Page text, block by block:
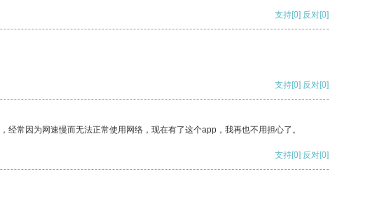
支持[0] 反对[0]
支持[0] 反对[0]
常因为网速慢而无法正常使用网络，现在有了这个app，我再也不用担心了。
支持[0] 反对[0]